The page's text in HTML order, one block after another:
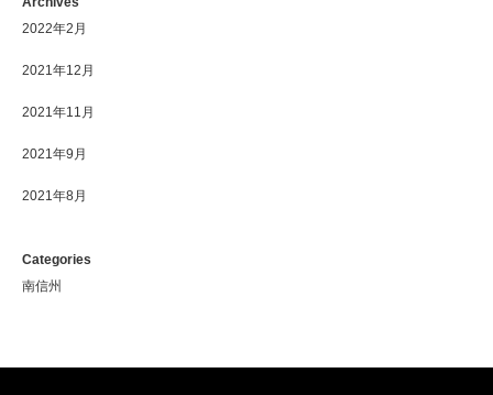
2022年2月
2021年12月
2021年11月
2021年9月
2021年8月
Categories
南信州